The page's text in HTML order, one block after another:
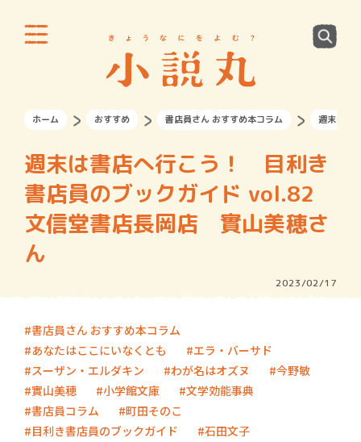
ホーム おすすめ 書店員さん おすすめ本コラム 週末は書
週末は書店へ行こう！ 目利き
書店員のブックガイド vol.82
文信堂書店長岡店 實山美穂さ
ん
2023/02/17
書店員さん おすすめ本コラム
あなたはここにいなくとも
エラ・バーサド
スーザン・エルダキン
わが名はオズヌ
今野敏
實山美穂
小学館文庫
文学効能事典
書店員コラム
町田そのこ
目利き書店員のブックガイド
石田文子